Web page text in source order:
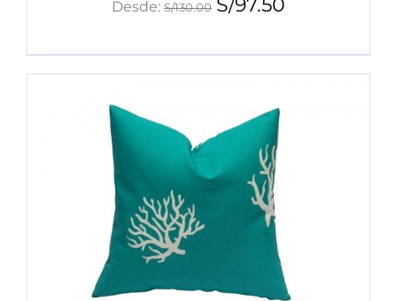
Desde: S/130.00 S/97.50